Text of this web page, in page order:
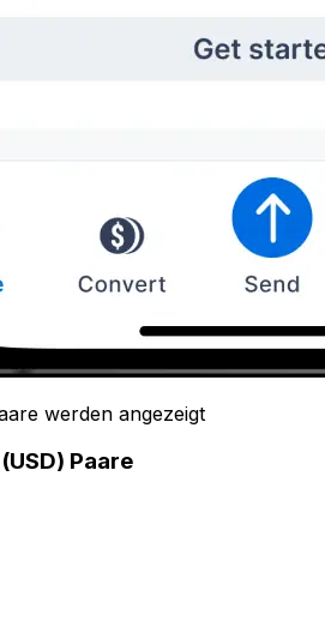
werden angezeigt
Paare